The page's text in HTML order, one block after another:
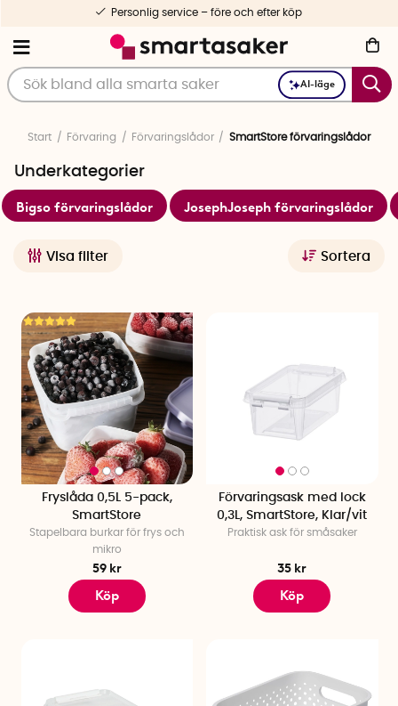
AI-läge
1-3 dagars leverans
Start Förvaring Förvaringslådor SmartStore förvaringslådor
Visa filter Sortera
Underkategorier
Bigso förvaringslådor JosephJoseph förvaringslådor
Fryslåda 0,5L 5-pack,
SmartStore
Stapelbara burkar för frys och
mikro
59 kr
Köp
Förvaringsask med lock
0,3L, SmartStore, Klar/vit
Praktisk ask för småsaker
35 kr
Köp